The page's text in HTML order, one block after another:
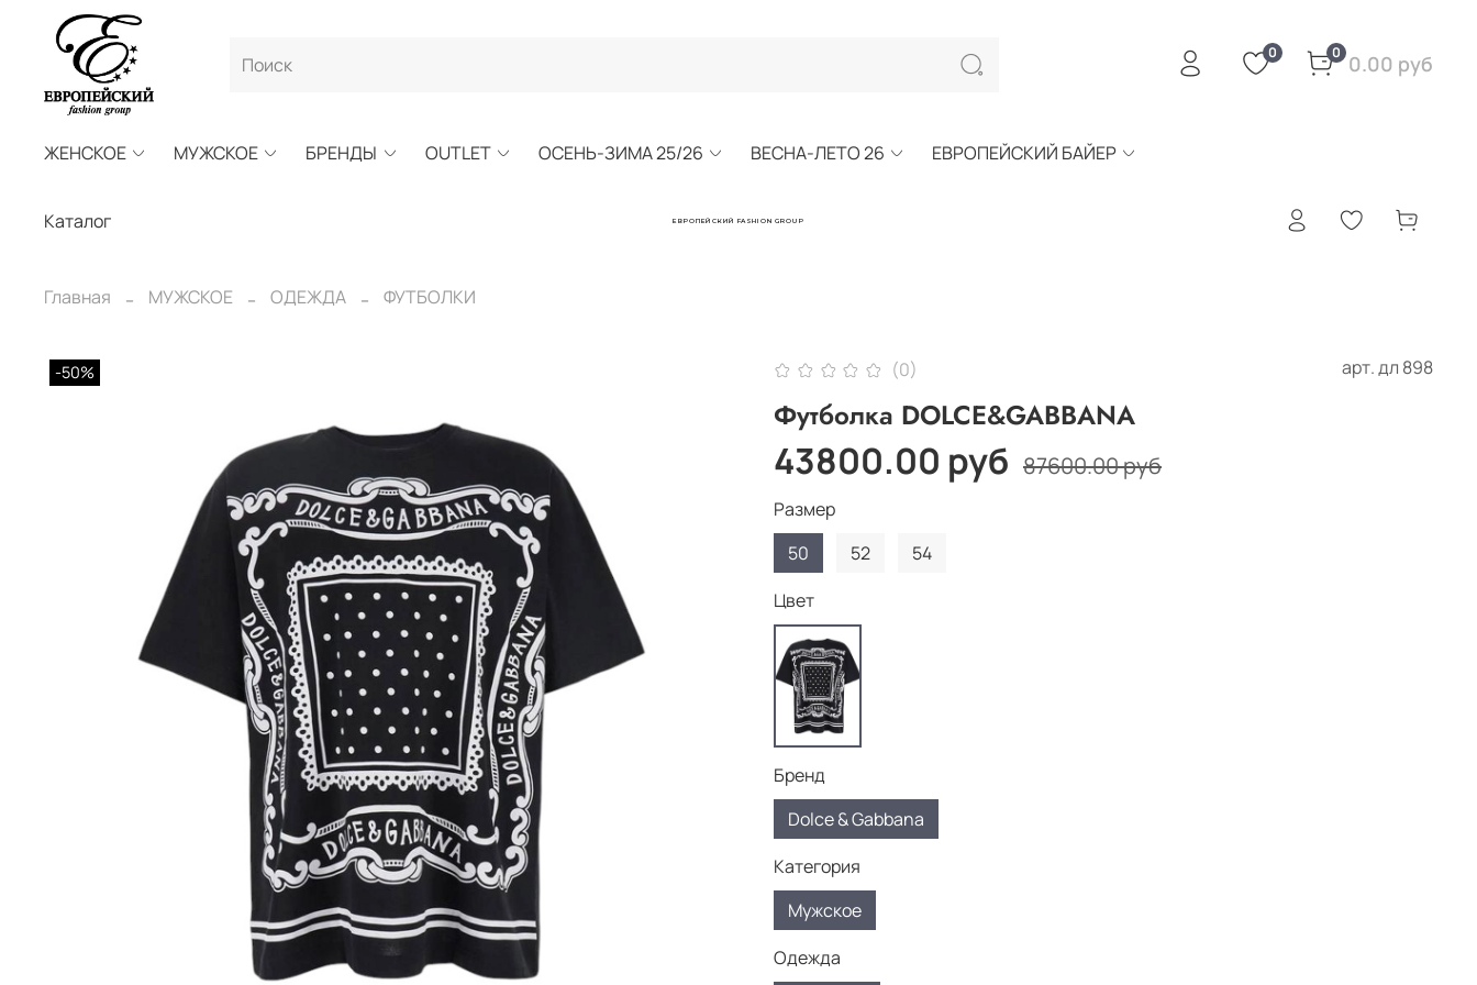
0 0 0.00 руб
ЖЕНСКОЕ МУЖСКОЕ БРЕНДЫ OUTLET ОСЕНЬ-ЗИМА 25/26 ВЕСНА-ЛЕТО 26 ЕВРОПЕЙСКИЙ БАЙЕР
ЕВРОПЕЙСКИЙ FASHION GROUP
Каталог
Главная МУЖСКОЕ ОДЕЖДА ФУТБОЛКИ
-50% (0) арт.дл 898
Футболка DOLCE&GABBANA
43800.00 руб 87600.00 руб
Размер
50
52
54
Цвет
Бренд
Dolce & Gabbana
Категория
Мужское
Одежда